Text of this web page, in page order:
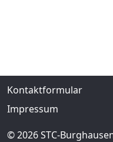
Kontaktformular
Impressum
© 2026 STC-